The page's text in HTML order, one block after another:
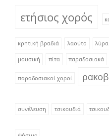
ετήσιος χορός
κρητική βραδιά λαούτο λύρα
μουσική πίτα παραδοσιακά
παραδοσιακοί χοροί
συνέλευση τσικουδιά